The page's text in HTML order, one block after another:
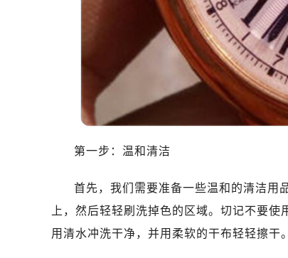
第一步：温和清洁
首先，我们需要准备一些温和的清洁用
上，然后轻轻刷洗掉色的区域。切记不要
用清水冲洗干净，并用柔软的干布轻轻擦干。